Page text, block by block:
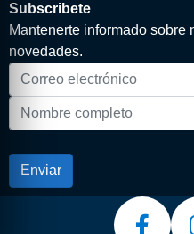
Subscribete
Mantenerte informado sobre
novedades.